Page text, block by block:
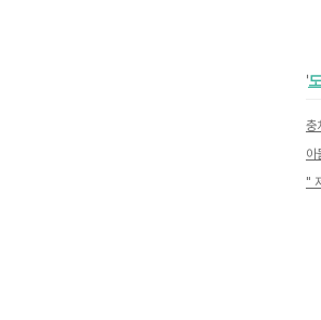
'
충
아
"